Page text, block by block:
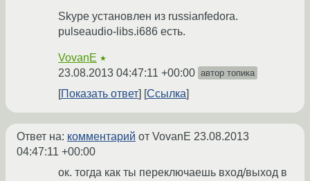
Skype установлен из russianfedora.
pulseaudio-libs.i686 есть.
VovanE ★
23.08.2013 04:47:11 +00:00 автор топика
Показать ответ Ссылка
Ответ на: комментарий от VovanE 23.08.2013
04:47:11 +00:00
ок. тогда как ты переключаешь вход/выход в